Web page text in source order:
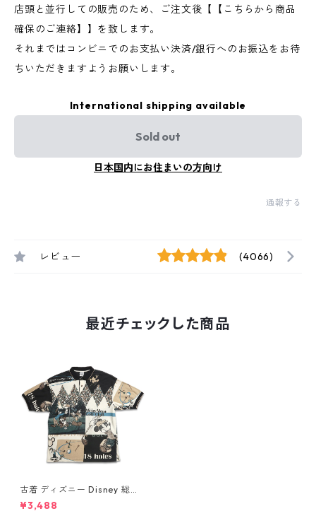
店頭と並行しての販売のため、ご注文後【【こちらから商品
確保のご連絡】】を致します。
それまではコンビニでのお支払い決済/銀行へのお振込をお待
ちいただきますようお願いします。
International shipping available
Sold out
日本国内にお住まいの方向け
通報する
レビュー (4066)
最近チェックした商品
古着 ディズニー Disney 総柄
ミッキー 半袖 ポロシャツ 鹿の
¥3,488